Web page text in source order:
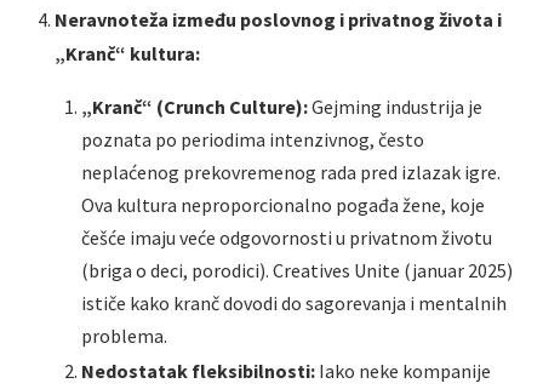
Neravnoteža između poslovnog i privatnog života i
„Kranč“ kultura:
„Kranč“ (Crunch Culture):Gejming industrija je
poznata po periodima intenzivnog, često
neplaćenog prekovremenog rada pred izlazak igre.
Ova kultura neproporcionalno pogađa žene, koje
češće imaju veće odgovornosti u privatnom životu
(briga o deci, porodici). Creatives Unite (januar 2025)
ističe kako kranč dovodi do sagorevanja i mentalnih
problema.
Nedostatak fleksibilnosti: Iako neke kompanije